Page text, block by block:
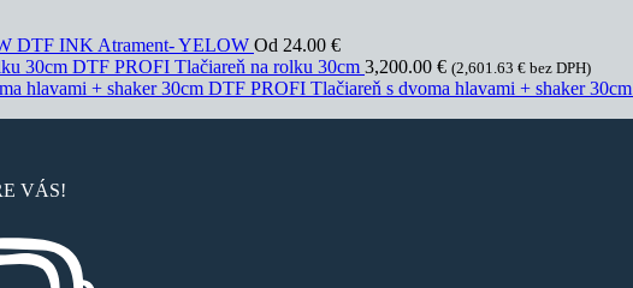
DTF INK Atrament- YELOW Od 24.00 €
DTF PROFI Tlačiareň na rolku 30cm 3,200.00 € (2,601.63 € bez DPH)
DTF PROFI Tlačiareň s dvoma hlavami + shaker 30cm
VÁS!